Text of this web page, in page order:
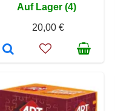
Auf Lager (4)
20,00 €